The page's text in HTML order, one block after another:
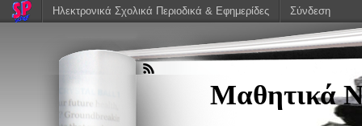
Μαθητικά
Ηλεκτρονικά Σχολικά Περιοδικά & Εφημερίδες Σύνδεση